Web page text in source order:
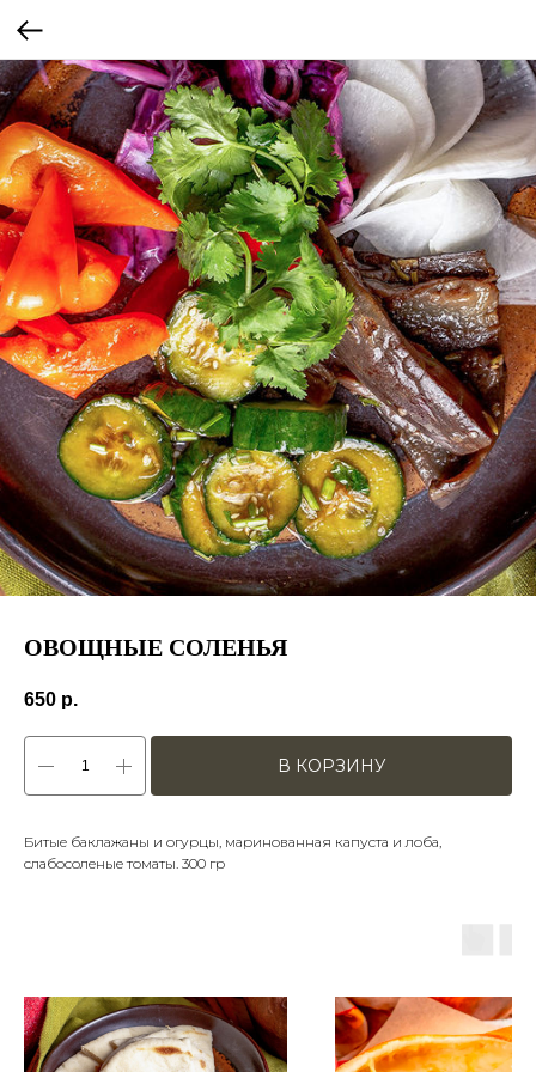
ОВОЩНЫЕ СОЛЕНЬЯ
650 р.
В КОРЗИНУ
Битые баклажаны и огурцы, маринованная капуста и лоба,
слабосоленые томаты. 300 гр